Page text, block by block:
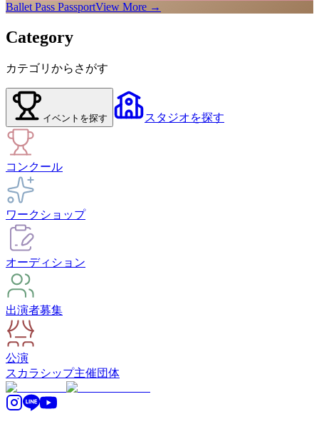
Ballet Pass PassportView More →
Category
カテゴリからさがす
イベント を探す スタジオを探す
コンクール
ワークショップ
オーディション
出演者募集
公演
スカラシップ主催団体